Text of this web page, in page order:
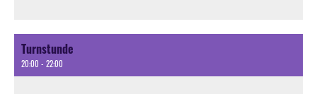
Turnstunde
20:00 - 22:00